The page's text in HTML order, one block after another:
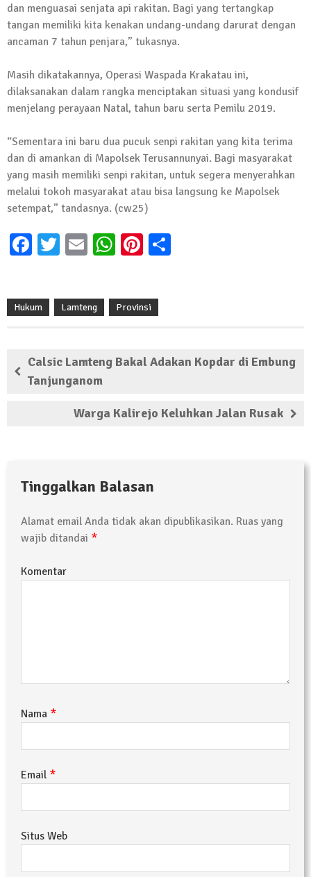
16 Oktober 2024 | 05:27
News Flash
Berikut Jadwal Debat Kandidat Cabup-
13 Oktober 2024 | 12:22
News Flash
Jumat Berkah SMSI Tulang Bawang
12 Juli 2024 | 15:15
News Flash
Dengan Semangat Muda, Ida Bagus
Wisnu Pujana Mengambil Berkas
Penjaringan Balonkada di DPC PDI P
1 Mei 2024 | 12:10
Laporkan Kasus Pengeroyokan yang
Dialaminya ke Propam Polda Lampung
Anggota MPR-RI I Komang Koheri
Kembali Laksanakan Sosialisasi 4 Pilar
2 Februari 2024 | 11:48
dan menguasai senjata api rakitan. Bagi yang tertangkap
tangan memiliki kita kenakan undang-undang darurat dengan
ancaman 7 tahun penjara,” tukasnya.
Masih dikatakannya, Operasi Waspada Krakatau ini,
dilaksanakan dalam rangka menciptakan situasi yang kondusif
menjelang perayaan Natal, tahun baru serta Pemilu 2019.
“Sementara ini baru dua pucuk senpi rakitan yang kita terima
dan di amankan di Mapolsek Terusannunyai. Bagi masyarakat
yang masih memiliki senpi rakitan, untuk segera menyerahkan
melalui tokoh masyarakat atau bisa langsung ke Mapolsek
setempat,” tandasnya. (cw25)
Facebook
Twitter
EmailWhatsApp
Pinterest
Hukum Lamteng Provinsi
Calsic Lamteng Bakal Adakan Kopdar di Embung
Tanjunganom
Warga Kalirejo Keluhkan Jalan Rusak
Tinggalkan Balasan
Alamat email Anda tidak akan dipublikasikan. Ruas yang
wajib ditandai *
Komentar
Nama *
Email *
Situs Web